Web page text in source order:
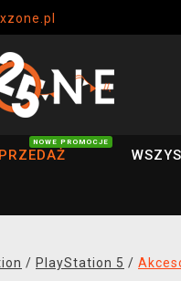
NOWE PROMOCJE
/ PlayStation 5 /